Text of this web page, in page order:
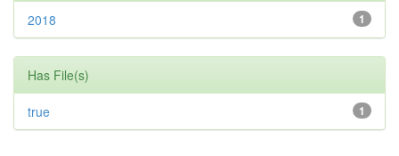
1
2018
Has File(s)
1
true